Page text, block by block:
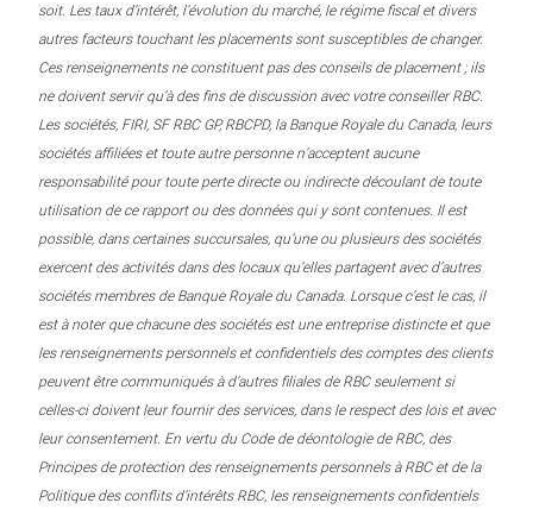
soit. Les taux d’intérêt, l’évolution du marché, le régime fiscal et divers
autres facteurs touchant les placements sont susceptibles de changer.
Ces renseignements ne constituent pas des conseils de placement ; ils
ne doivent servir qu’à des fins de discussion avec votre conseiller RBC.
Les sociétés, FIRI, SF RBC GP, RBCPD, la Banque Royale du Canada, leurs
sociétés affiliées et toute autre personne n’acceptent aucune
responsabilité pour toute perte directe ou indirecte découlant de toute
utilisation de ce rapport ou des données qui y sont contenues. Il est
possible, dans certaines succursales, qu’une ou plusieurs des sociétés
exercent des activités dans des locaux qu’elles partagent avec d’autres
sociétés membres de Banque Royale du Canada. Lorsque c’est le cas, il
est à noter que chacune des sociétés est une entreprise distincte et que
les renseignements personnels et confidentiels des comptes des clients
peuvent être communiqués à d’autres filiales de RBC seulement si
celles-ci doivent leur fournir des services, dans le respect des lois et avec
leur consentement. En vertu du Code de déontologie de RBC, des
Principes de protection des renseignements personnels à RBC et de la
Politique des conflits d’intérêts RBC, les renseignements confidentiels